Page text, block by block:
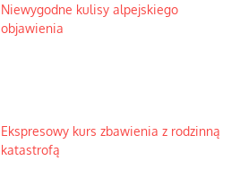
Niewygodne kulisy alpejskiego
objawienia
Ekspresowy kurs zbawienia z rodzinną
katastrofą